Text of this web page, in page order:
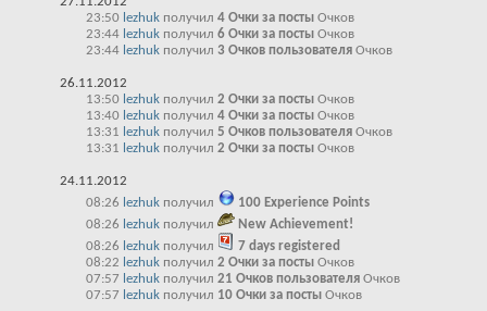
23:50 lezhuk получил 4 Очки за посты Очков
23:44 lezhuk получил 6 Очки за посты Очков
23:44 lezhuk получил 3 Очков пользователя Очков
26.11.2012
13:50 lezhuk получил 2 Очки за посты Очков
13:40 lezhuk получил 4 Очки за посты Очков
13:31 lezhuk получил 5 Очков пользователя Очков
13:31 lezhuk получил 2 Очки за посты Очков
24.11.2012
08:26 lezhuk получил
100 Experience Points
08:26 lezhuk получил
New Achievement!
08:26 lezhuk получил
7 days registered
08:22 lezhuk получил 2 Очки за посты Очков
07:57 lezhuk получил 21 Очков пользователя Очков
07:57 lezhuk получил 10 Очки за посты Очков